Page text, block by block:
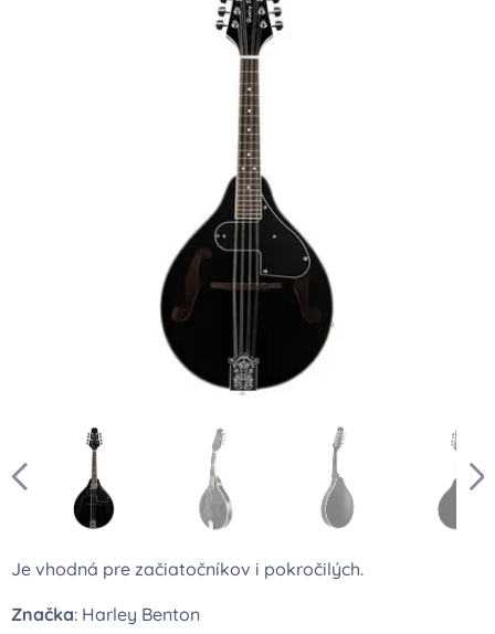
Je vhodná pre začiatočníkov i pokročilých.
Značka: Harley Benton